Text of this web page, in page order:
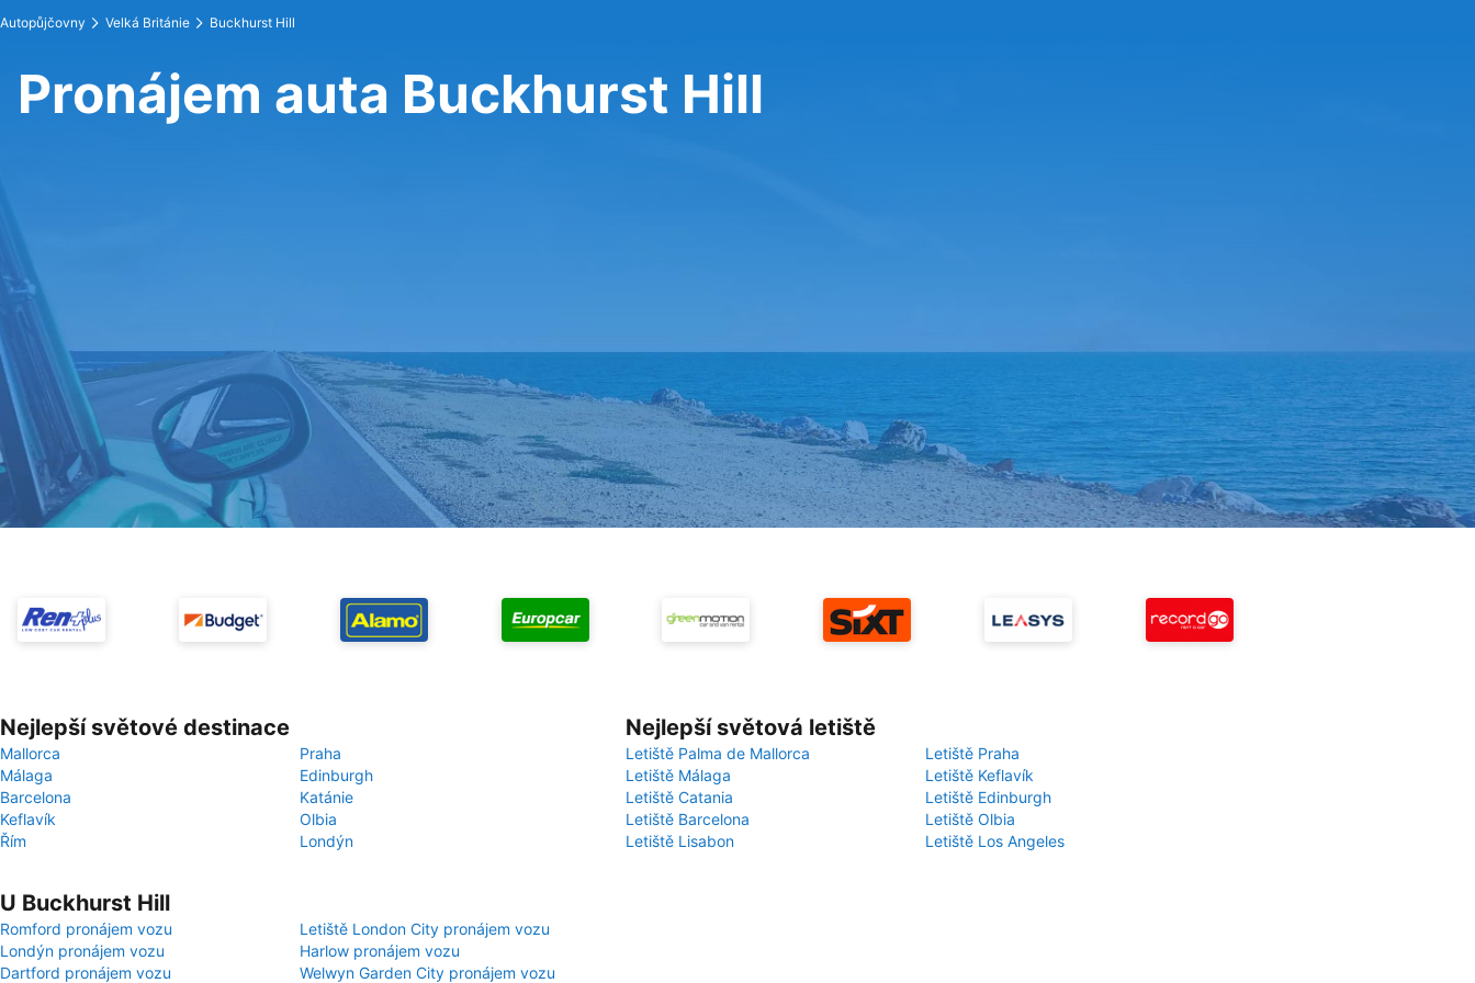
Autopůjčovny Velká Británie Buckhurst Hill
Pronájem auta Buckhurst Hill
Nejlepší světové destinace
Mallorca
Praha
Málaga
Edinburgh
Barcelona
Katánie
Keflavík
Olbia
Řím
Londýn
Nejlepší světová letiště
Letiště Palma de Mallorca
Letiště Praha
Letiště Málaga
Letiště Keflavík
Letiště Catania
Letiště Edinburgh
Letiště Barcelona
Letiště Olbia
Letiště Lisabon
Letiště Los Angeles
U Buckhurst Hill
Romford pronájem vozu
Letiště London City pronájem vozu
Londýn pronájem vozu
Harlow pronájem vozu
Dartford pronájem vozu
Welwyn Garden City pronájem vozu